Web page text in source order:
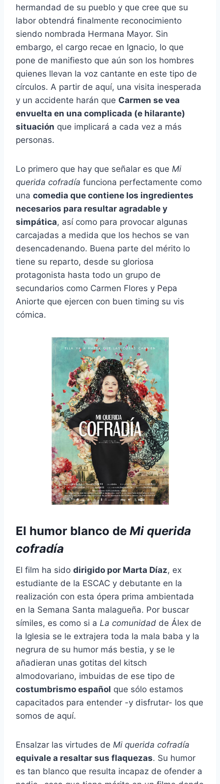
hermandad de su pueblo y que cree que su
labor obtendrá finalmente reconocimiento
siendo nombrada Hermana Mayor. Sin
embargo, el cargo recae en Ignacio, lo que
pone de manifiesto que aún son los hombres
quienes llevan la voz cantante en este tipo de
círculos. A partir de aquí, una visita inesperada
y un accidente harán que Carmen se vea
envuelta en una complicada (e hilarante)
situación que implicará a cada vez a más
personas.
Lo primero que hay que señalar es que Mi
querida cofradía funciona perfectamente como
una comedia que contiene los ingredientes
necesarios para resultar agradable y
simpática, así como para provocar algunas
carcajadas a medida que los hechos se van
desencadenando. Buena parte del mérito lo
tiene su reparto, desde su gloriosa
protagonista hasta todo un grupo de
secundarios como Carmen Flores y Pepa
Aniorte que ejercen con buen timing su vis
cómica.
El humor blanco de Mi querida
cofradía
El film ha sido dirigido por Marta Díaz, ex
estudiante de la ESCAC y debutante en la
realización con esta ópera prima ambientada
en la Semana Santa malagueña. Por buscar
símiles, es como si a La comunidad de Álex de
la Iglesia se le extrajera toda la mala baba y la
negrura de su humor más bestia, y se le
añadieran unas gotitas del kitsch
almodovariano, imbuidas de ese tipo de
costumbrismo español que sólo estamos
capacitados para entender -y disfrutar- los que
somos de aquí.
Ensalzar las virtudes de Mi querida cofradía
equivale a resaltar sus flaquezas. Su humor
es tan blanco que resulta incapaz de ofender a